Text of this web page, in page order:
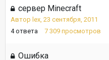
сервер Minecraft
Автор lex, 23 сентября, 2011
4 ответа 7 309 просмотров
Ошибка